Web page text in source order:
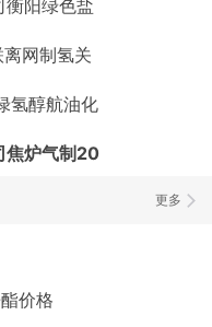
衡阳绿色盐
网制氢关
氢醇航油化
焦炉气制20
更多
价格